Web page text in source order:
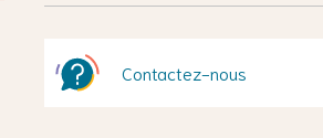
Contactez-nous